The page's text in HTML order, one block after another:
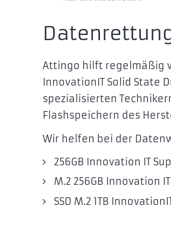
Attingo hilft regelmäßig
InnovationIT Solid State
spezialisierten
Flashspeichern des
Wir helfen bei der
256GB Innovation IT
M.2 256GB Innovation
SSD M.2 1TB